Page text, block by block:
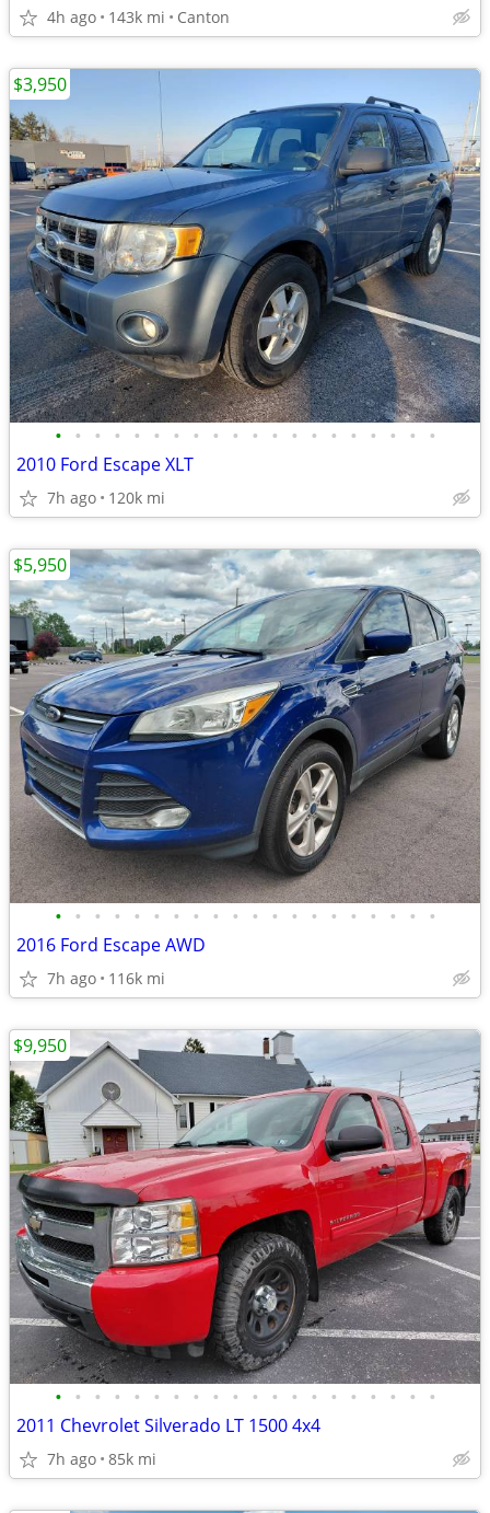
4h ago 143k mi Canton
• • • • • • • • • • • • • • • • • • • •
2010 Ford Escape XLT
7h ago 120k mi
$3,950
• • • • • • • • • • • • • • • • • • • •
2016 Ford Escape AWD
7h ago 116k mi
$5,950
• • • • • • • • • • • • • • • • • • • •
2011 Chevrolet Silverado LT 1500 4x4
7h ago 85k mi
$9,950